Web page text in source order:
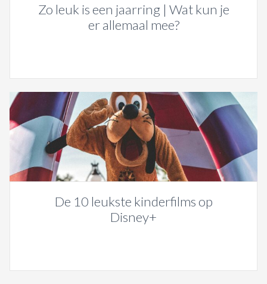
Zo leuk is een jaarring | Wat kun je
er allemaal mee?
De 10 leukste kinderfilms op
Disney+